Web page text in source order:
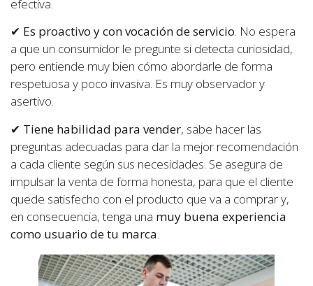
efectiva.
✔ Es proactivo y con vocación de servicio. No espera
a que un consumidor le pregunte si detecta curiosidad,
pero entiende muy bien cómo abordarle de forma
respetuosa y poco invasiva. Es muy observador y
asertivo.
✔ Tiene habilidad para vender, sabe hacer las
preguntas adecuadas para dar la mejor recomendación
a cada cliente según sus necesidades. Se asegura de
impulsar la venta de forma honesta, para que el cliente
quede satisfecho con el producto que va a comprar y,
en consecuencia, tenga una muy buena experiencia
como usuario de tu marca.